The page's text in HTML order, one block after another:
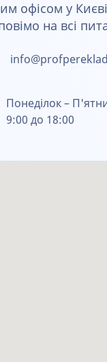
офісом у
на всі
Понеділок –
9:00 до 18:00